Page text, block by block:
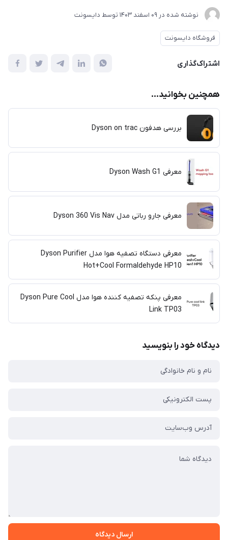
نوشته شده در 09 اسفند 1403 توسط دایسونت
فروشگاه دایسونت
اشتراک‌گذاری
همچنین بخوانید...
بررسی هدفون Dyson on trac
معرفی Dyson Wash G1
معرفی جارو رباتی مدل Dyson 360 Vis Nav
معرفی دستگاه تصفیه هوا مدل Dyson Purifier
Hot+Cool Formaldehyde HP10
معرفی پنکه تصفیه کننده هوا مدل Dyson Pure Cool
Link TP03
دیدگاه خود را بنویسید
ارسال دیدگاه